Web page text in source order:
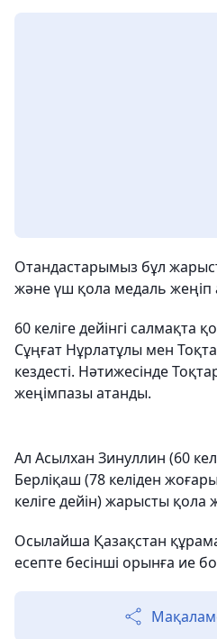
Отандастарымыз бұл
және үш қола медаль жеңіп
60 келіге дейінгі салмақта
Сұңғат Нұрлатұлы мен
кездесті. Нәтижесінде
жеңімпазы атанды.
Ал Асылхан Зинуллин (60
Берліқаш (78 келіден
келіге дейін) жарысты
Осылайша Қазақстан
есепте бесінші орынға ие